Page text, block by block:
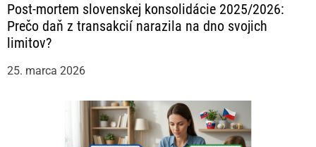
Post-mortem slovenskej konsolidácie 2025/2026:
Prečo daň z transakcií narazila na dno svojich
limitov?
25. marca 2026